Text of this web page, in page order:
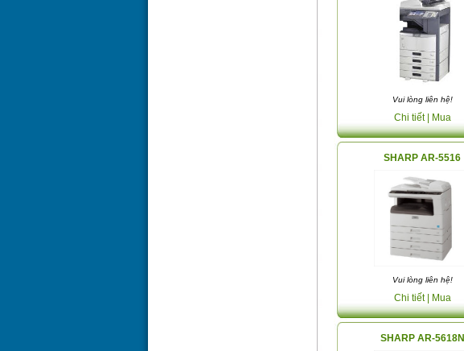
Vui lòng liên hệ!
Chi tiết | Mua
SHARP AR-5516
Vui lòng liên hệ!
Chi tiết | Mua
SHARP AR-5618N